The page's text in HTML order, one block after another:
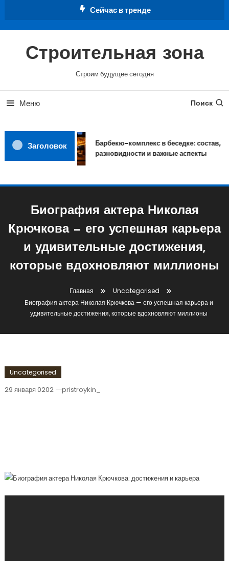
Сейчас в тренде
Строительная зона
Строим будущее сегодня
Меню Поиск
Заголовок
Барбекю-комплекс в беседке: состав,
разновидности и важные аспекты
Биография актера Николая
Крючкова — его успешная карьера
и удивительные достижения,
которые вдохновляют миллионы
Главная
Uncategorised
Биография актера Николая Крючкова — его успешная карьера и
удивительные достижения, которые вдохновляют миллионы
Uncategorised
29 января 0202 pristroykin_